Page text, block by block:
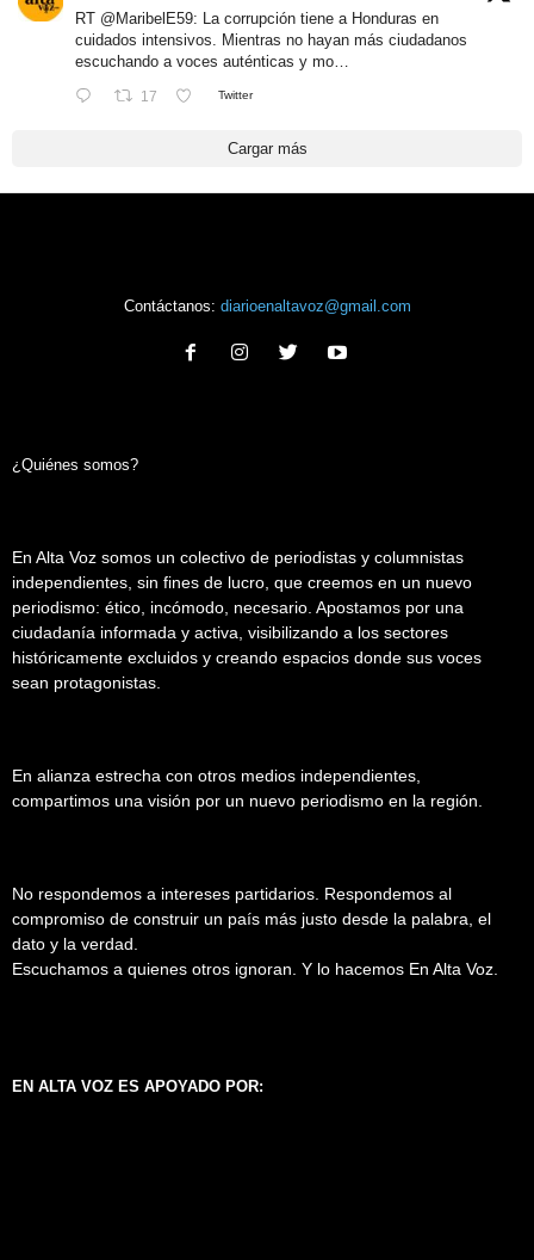
RT @MaribelE59: La corrupción tiene a Honduras en
cuidados intensivos. Mientras no hayan más ciudadanos
escuchando a voces auténticas y mo…
17 Twitter
Cargar más
Contáctanos: diarioenaltavoz@gmail.com
¿Quiénes somos?
En Alta Voz somos un colectivo de periodistas y columnistas
independientes, sin fines de lucro, que creemos en un nuevo
periodismo: ético, incómodo, necesario. Apostamos por una
ciudadanía informada y activa, visibilizando a los sectores
históricamente excluidos y creando espacios donde sus voces
sean protagonistas.
En alianza estrecha con otros medios independientes,
compartimos una visión por un nuevo periodismo en la región.
No respondemos a intereses partidarios. Respondemos al
compromiso de construir un país más justo desde la palabra, el
dato y la verdad.
Escuchamos a quienes otros ignoran. Y lo hacemos En Alta Voz.
EN ALTA VOZ ES APOYADO POR: